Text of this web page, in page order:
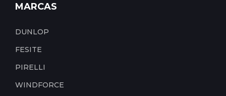
MARCAS
DUNLOP
FESITE
PIRELLI
WINDFORCE